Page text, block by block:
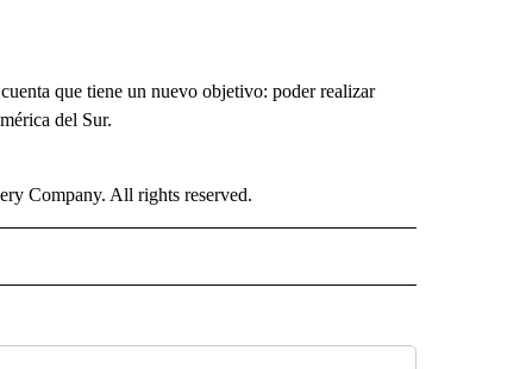
que tiene un nuevo objetivo: poder realizar
del Sur.
Company. All rights reserved.
TO RECEIVE NOTIFICATIONS ABOUT NEW PAGES ON "CNN-SPANISH".